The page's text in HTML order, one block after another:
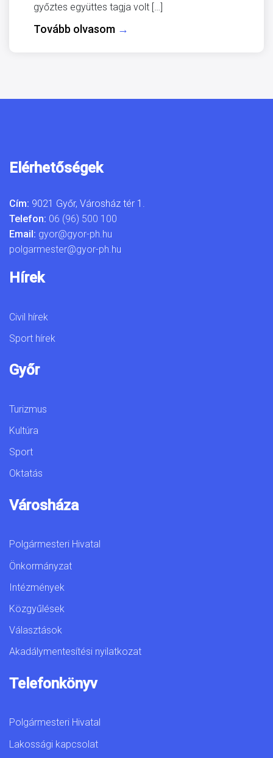
győztes együttes tagja volt […]
Tovább olvasom →
Elérhetőségek
Cím: 9021 Győr, Városház tér 1.
Telefon: 06 (96) 500 100
Email: gyor@gyor-ph.hu
polgarmester@gyor-ph.hu
Hírek
Civil hírek
Sport hírek
Győr
Turizmus
Kultúra
Sport
Oktatás
Városháza
Polgármesteri Hivatal
Önkormányzat
Intézmények
Közgyűlések
Választások
Akadálymentesítési nyilatkozat
Telefonkönyv
Polgármesteri Hivatal
Lakossági kapcsolat